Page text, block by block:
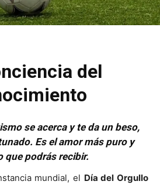
del
se acerca y te da un beso,
Es el amor más puro y
que podrás recibir.
mundial, el Día del Orgullo